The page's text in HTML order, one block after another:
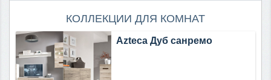
КОЛЛЕКЦИИ ДЛЯ КОМНАТ
Azteca Дуб санремо